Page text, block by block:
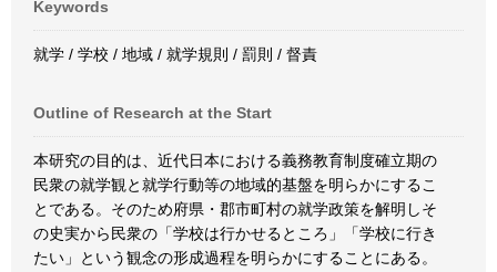
Keywords
就学 / 学校 / 地域 / 就学規則 / 罰則 / 督責
Outline of Research at the Start
本研究の目的は、近代日本における義務教育制度確立期の
民衆の就学観と就学行動等の地域的基盤を明らかにするこ
とである。そのため府県・郡市町村の就学政策を解明しそ
の史実から民衆の「学校は行かせるところ」「学校に行き
たい」という観念の形成過程を明らかにすることにある。